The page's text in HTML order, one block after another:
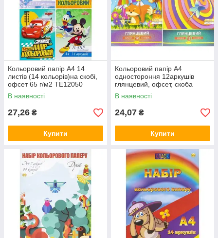
Кольоровий папір А4 14
листів (14 кольорів)на скобі,
офсет 65 г/м2 ТЕ12050
В наявності
27,26 ₴
Купити
Кольоровий папір А4
одностороння 12аркушів
глянцевий, офсет, скоба
"Апельсин" АП-1204
В наявності
24,07 ₴
Купити